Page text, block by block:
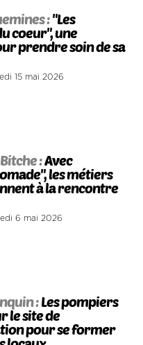
:"Les
coeur", une
prendre soin de sa
15 mai 2026
:Avec
les métiers
à la rencontre
6 mai 2026
:Les pompiers
le site de
pour se former